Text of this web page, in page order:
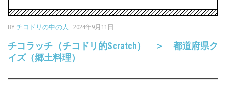
BY チコドリの中の人 · 2024年9月11日
チコラッチ（チコドリ的Scratch） ＞ 都道府県ク
イズ（郷土料理）